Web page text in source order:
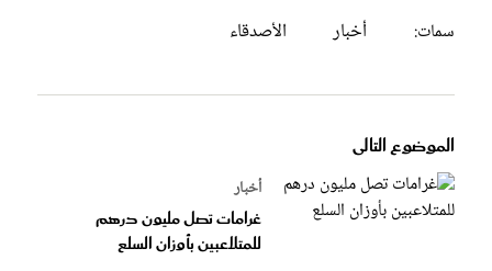
سمات:
أخبار الأصدقاء
الموضوع التالى
أخبار
غرامات تصل مليون درهم
للمتلاعبين بأوزان السلع